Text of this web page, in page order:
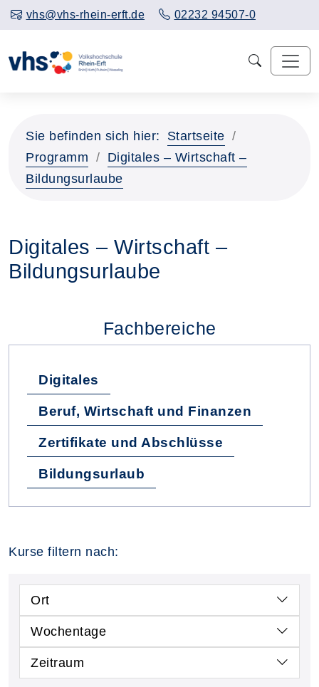
vhs@vhs-rhein-erft.de 02232 94507-0
Sie befinden sich hier:
Startseite
Programm
Digitales – Wirtschaft –
Bildungsurlaube
Digitales – Wirtschaft –
Bildungsurlaube
Fachbereiche
Digitales
Beruf, Wirtschaft und Finanzen
Zertifikate und Abschlüsse
Bildungsurlaub
Kurse filtern nach:
Ort
Wochentage
Zeitraum